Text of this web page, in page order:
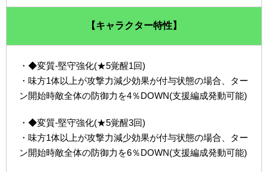
【キャラクター特性】
・◆変質-堅守強化(★5覚醒1回)
・味方1体以上が攻撃力減少効果が付与状態の場合、ター
ン開始時敵全体の防御力を4％DOWN(支援編成発動可能)
・◆変質-堅守強化(★5覚醒3回)
・味方1体以上が攻撃力減少効果が付与状態の場合、ター
ン開始時敵全体の防御力を6％DOWN(支援編成発動可能)